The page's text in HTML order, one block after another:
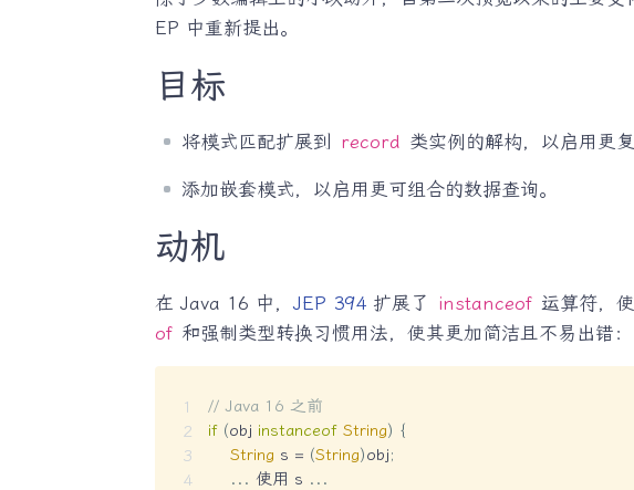
EP 中重新提出。
目标
将模式匹配扩展到 record 类实例的解构，以启用更
添加嵌套模式，以启用更可组合的数据查询。
动机
在 Java 16 中， JEP 394扩展了 instanceof 运算符，
of 和强制类型转换习惯用法，使其更加简洁且不易出错：
// Java 16 之前
if (obj instanceof String) {
String s = (String)obj;
. . . 使用 s . . .